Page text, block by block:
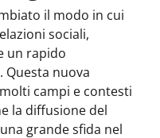
il modo in cui
sociali,
un rapido
nuova
campi e contesti
la diffusione del
grande sfida nel